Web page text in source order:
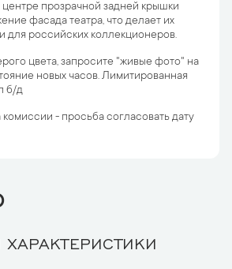
центре прозрачной задней крышки
фасада театра, что делает их
российских коллекционеров.
цвета, запросите "живые фото" на
новых часов. Лимитированная
б/д
- просьба согласовать дату